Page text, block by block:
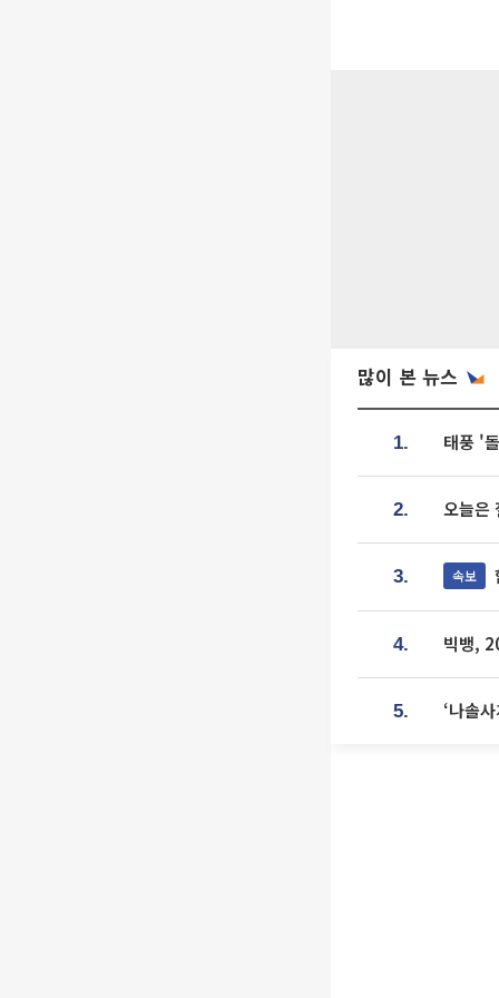
많이 본 뉴스
1. 태풍 '
2. 오늘은
3. 속보
4. 빅뱅,
5. ‘나솔